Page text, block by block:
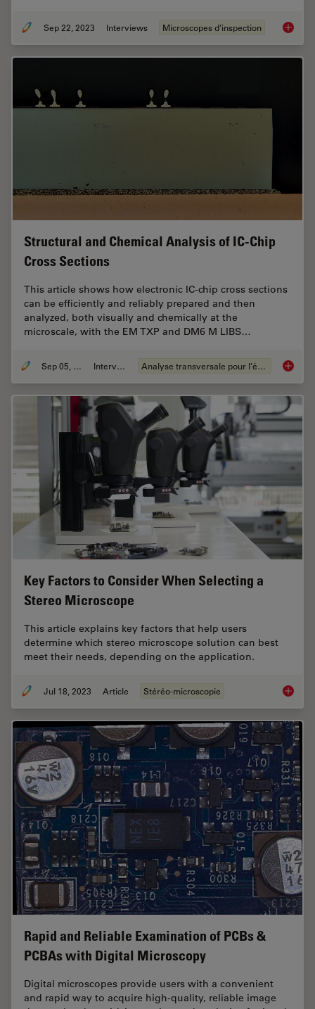
Sep 22, 2023 Interviews Microscopes d’inspection Top
Structural and Chemical Analysis of IC-Chip
Cross Sections
This article shows how electronic IC-chip cross sections
can be efficiently and reliably prepared and then
analyzed, both visually and chemically at the
microscale, with the EM TXP and DM6 M LIBS…
Sep 05, 2023 Interviews Analyse transversale pour l’électronique
Key Factors to Consider When Selecting a
Stereo Microscope
This article explains key factors that help users
determine which stereo microscope solution can best
meet their needs, depending on the application.
Jul 18, 2023 Article Stéréo-microscopie Key
Rapid and Reliable Examination of PCBs &
PCBAs with Digital Microscopy
Digital microscopes provide users with a convenient
and rapid way to acquire high-quality, reliable image